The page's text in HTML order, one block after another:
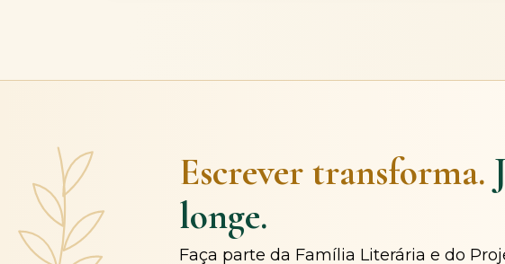
Escrever transforma.
longe.
Faça parte da Família Literária e do